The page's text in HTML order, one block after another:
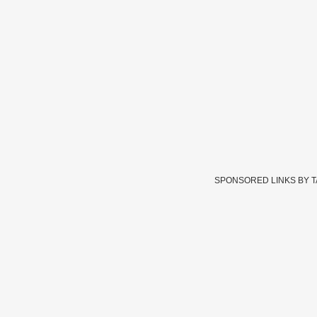
SPONSORED LINKS BY